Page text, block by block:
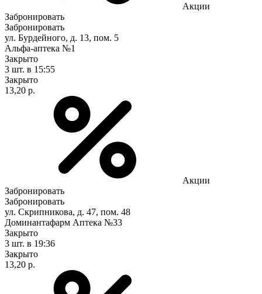
Акции
Забронировать
Забронировать
ул. Бурдейного, д. 13, пом. 5
Альфа-аптека №1
Закрыто
3 шт. в 15:55
Закрыто
13,20 р.
Акции
Забронировать
Забронировать
ул. Скрипникова, д. 47, пом. 48
Доминантафарм Аптека №33
Закрыто
3 шт. в 19:36
Закрыто
13,20 р.